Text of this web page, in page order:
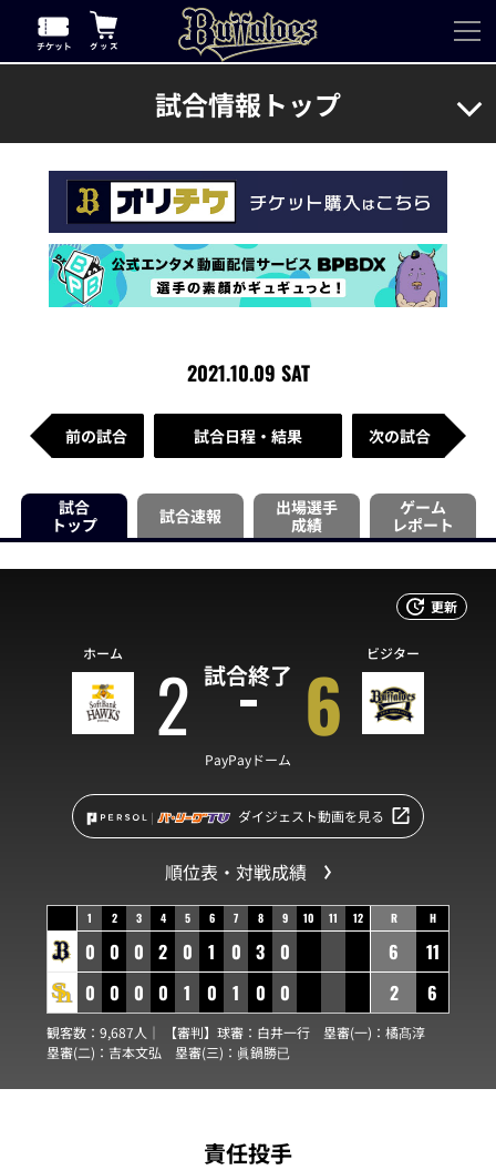
試合情報トップ
2021.10.09 SAT
前の試合 試合日程・結果 次の試合
試合
トップ
試合速報
出場選手
成績
ゲーム
レポート
更新
試合終了
ホーム 2 6 ビジター
PayPayドーム
ダイジェスト動画を見る
順位表・対戦成績
1 2 3 4 5 6 7 8 9 10 11 12
0 0 0 2 0 1 0 3 0
0 0 0 0 1 0 1 0 0
R H
6
11
2
6
観客数：9,687人｜ 【審判】球審： 白井一行 塁審(一)： 橘髙淳
塁審(二)： 吉本文弘 塁審(三)： 眞鍋勝已
責任投手